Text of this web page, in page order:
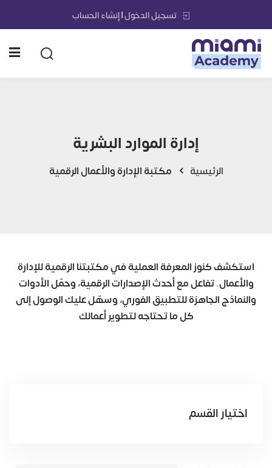
تسجيل الدخول | إنشاء الحساب
مشاريعنا
حلولنا وخدماتنا الشمولية
إدارة الموارد البشرية
الرئيسية مكتبة الإدارة والأعمال الرقمية
استكشف كنوز المعرفة العملیة في مكتبتنا الرقمیة للإدارة
والأعمال. تفاعل مع أحدث الإصدارات الرقمیة، وحمّل الأدوات
والنماذج الجاھزة للتطبیق الفوري، وسھّل علیك الوصول إلى
كل ما تحتاجه لتطویر أعمالك
اختيار القسم